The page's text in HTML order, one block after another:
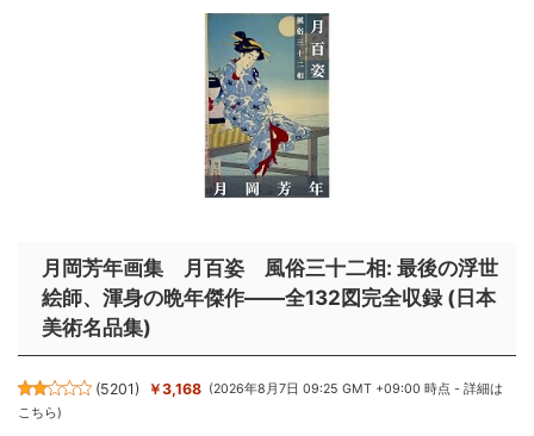
月岡芳年画集 月百姿 風俗三十二相: 最後の浮世
絵師、渾身の晩年傑作――全132図完全収録 (日本
美術名品集)
(5201) ￥3,168 (2026年8月7日 09:25 GMT +09:00 時点 -詳細は
こちら)